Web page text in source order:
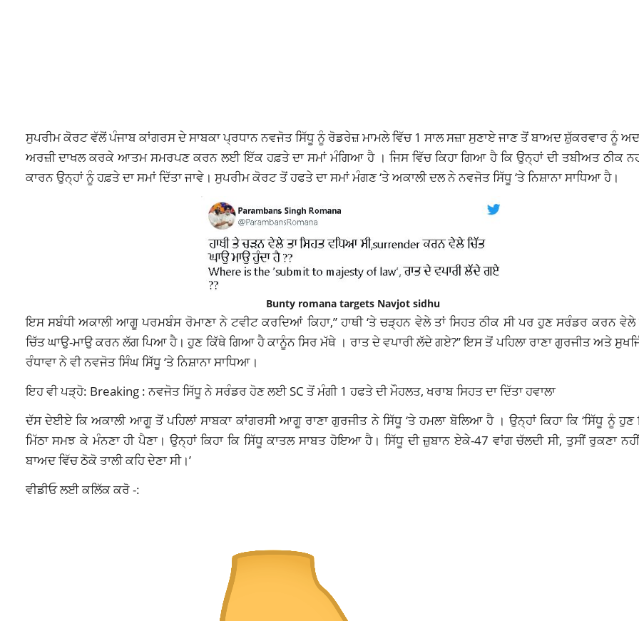
ਸੁਪਰੀਮ ਕੋਰਟ ਵੱਲੋਂ ਪੰਜਾਬ ਕਾਂਗਰਸ ਦੇ ਸਾਬਕਾ ਪ੍ਰਧਾਨ ਨਵਜੋਤ ਸਿੱਧੂ ਨੂੰ ਰੋਡਰੇਜ਼ ਮਾਮਲੇ ਵਿੱਚ 1 ਸਾਲ ਸਜ਼ਾ ਸੁਣਾਏ ਜਾਣ ਤੋਂ ਬਾਅਦ ਸ਼ੁੱਕਰਵਾਰ ਨੂੰ
ਅਰਜ਼ੀ ਦਾਖਲ ਕਰਕੇ ਆਤਮ ਸਮਰਪਣ ਕਰਨ ਲਈ ਇੱਕ ਹਫ਼ਤੇ ਦਾ ਸਮਾਂ ਮੰਗਿਆ ਹੈ । ਜਿਸ ਵਿੱਚ ਕਿਹਾ ਗਿਆ ਹੈ ਕਿ ਉਨ੍ਹਾਂ ਦੀ ਤਬੀਅਤ ਠੀਕ
ਕਾਰਨ ਉਨ੍ਹਾਂ ਨੂੰ ਹਫ਼ਤੇ ਦਾ ਸਮਾਂ ਦਿੱਤਾ ਜਾਵੇ। ਸੁਪਰੀਮ ਕੋਰਟ ਤੋਂ ਹਫਤੇ ਦਾ ਸਮਾਂ ਮੰਗਣ ‘ਤੇ ਅਕਾਲੀ ਦਲ ਨੇ ਨਵਜੋਤ ਸਿੱਧੂ ‘ਤੇ ਨਿਸ਼ਾਨਾ ਸਾਧਿਆ ਹੈ।
Bunty romana targets Navjot sidhu
ਇਸ ਸਬੰਧੀ ਅਕਾਲੀ ਆਗੂ ਪਰਮਬੰਸ ਰੋਮਾਣਾ ਨੇ ਟਵੀਟ ਕਰਦਿਆਂ ਕਿਹਾ,” ਹਾਥੀ ‘ਤੇ ਚੜ੍ਹਨ ਵੇਲੇ ਤਾਂ ਸਿਹਤ ਠੀਕ ਸੀ ਪਰ ਹੁਣ ਸਰੰਡਰ ਕਰਨ ਵੇਲੇ
ਚਿੱਤ ਘਾਉ-ਮਾਉ ਕਰਨ ਲੱਗ ਪਿਆ ਹੈ। ਹੁਣ ਕਿੱਥੇ ਗਿਆ ਹੈ ਕਾਨੂੰਨ ਸਿਰ ਮੱਥੇ । ਰਾਤ ਦੇ ਵਪਾਰੀ ਲੱਦੇ ਗਏ?” ਇਸ ਤੋਂ ਪਹਿਲਾ ਰਾਣਾ ਗੁਰਜੀਤ ਅਤੇ
ਰੰਧਾਵਾ ਨੇ ਵੀ ਨਵਜੋਤ ਸਿੰਘ ਸਿੱਧੂ ‘ਤੇ ਨਿਸ਼ਾਨਾ ਸਾਧਿਆ।
ਇਹ ਵੀ ਪੜ੍ਹੋ: Breaking : ਨਵਜੋਤ ਸਿੱਧੂ ਨੇ ਸਰੰਡਰ ਹੋਣ ਲਈ SC ਤੋਂ ਮੰਗੀ 1 ਹਫਤੇ ਦੀ ਮੌਹਲਤ, ਖਰਾਬ ਸਿਹਤ ਦਾ ਦਿੱਤਾ ਹਵਾਲਾ
ਦੱਸ ਦੇਈਏ ਕਿ ਅਕਾਲੀ ਆਗੂ ਤੋਂ ਪਹਿਲਾਂ ਸਾਬਕਾ ਕਾਂਗਰਸੀ ਆਗੂ ਰਾਣਾ ਗੁਰਜੀਤ ਨੇ ਸਿੱਧੂ ‘ਤੇ ਹਮਲਾ ਬੋਲਿਆ ਹੈ । ਉਨ੍ਹਾਂ ਕਿਹਾ ਕਿ ‘ਸਿੱਧੂ ਨੂੰ ਹੁਣ
ਮਿੱਠਾ ਸਮਝ ਕੇ ਮੰਨਣਾ ਹੀ ਪੈਣਾ। ਉਨ੍ਹਾਂ ਕਿਹਾ ਕਿ ਸਿੱਧੂ ਕਾਤਲ ਸਾਬਤ ਹੋਇਆ ਹੈ। ਸਿੱਧੂ ਦੀ ਜ਼ੁਬਾਨ ਏਕੇ-47 ਵਾਂਗ ਚੱਲਦੀ ਸੀ, ਤੁਸੀਂ ਰੁਕਣਾ
ਬਾਅਦ ਵਿੱਚ ਠੋਕੋ ਤਾਲੀ ਕਹਿ ਦੇਣਾ ਸੀ।’
ਵੀਡੀਓ ਲਈ ਕਲਿੱਕ ਕਰੋ -: